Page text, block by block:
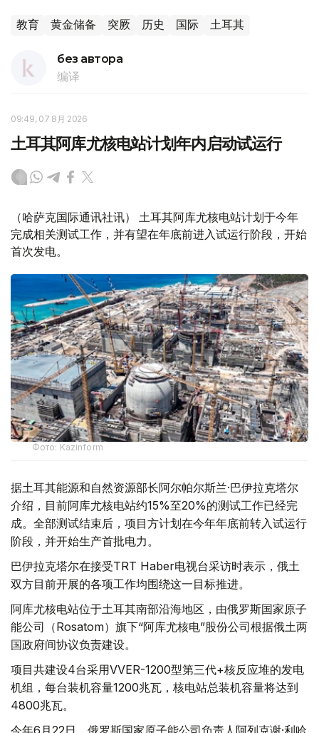
教育 黄金储备 突厥 历史 国际 土耳其
без автора
编译
09:49, 07 8月 2026
土耳其阿库尤核电站计划年内启动试运行
（哈萨克国际通讯社讯） 土耳其阿库尤核电站计划于今年
完成相关测试工作，并有望在年底前进入试运行阶段，开始
首次发电。
Фото: Kazinform
据土耳其能源和自然资源部长阿尔帕尔斯兰·巴伊拉克塔尔
介绍，目前阿库尤核电站约15%至20%的测试工作已经完
成。全部测试结束后，项目方计划在今年年底前转入试运行
阶段，并开始生产首批电力。
巴伊拉克塔尔在接受TRT Haber电视台采访时表示，俄土
双方目前开展的各项工作均围绕这一目标推进。
阿库尤核电站位于土耳其南部沿海地区，由俄罗斯国家原子
能公司（Rosatom）旗下“阿库尤核电”股份公司根据俄土两
国政府间协议负责建设。
项目共建设4台采用VVER-1200型第三代+核反应堆的发电
机组，每台装机容量1200兆瓦，核电站总装机容量将达到
4800兆瓦。